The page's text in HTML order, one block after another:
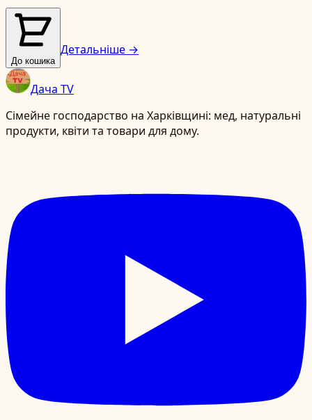
До кошика
Детальніше →
Дача TV
Сімейне господарство на Харківщині: мед, натуральні
продукти, квіти та товари для дому.